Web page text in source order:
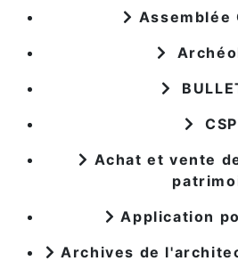
Assemblée
Achat et vente
Application
Archives de